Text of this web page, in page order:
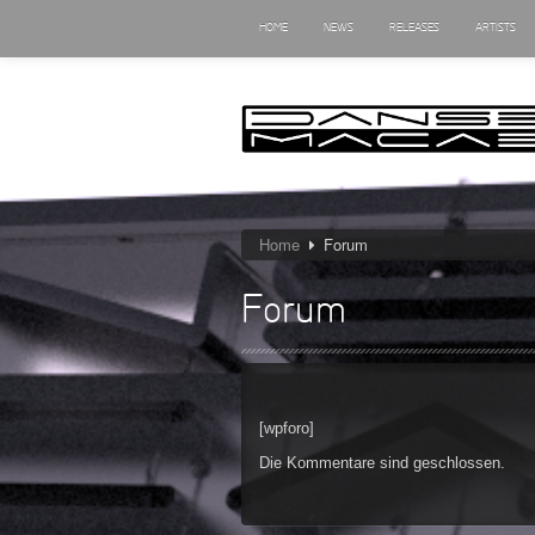
HOME NEWS RELEASES ARTISTS
Home Forum
Forum
[wpforo]
Die Kommentare sind geschlossen.